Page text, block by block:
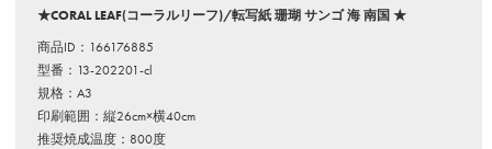
★CORAL LEAF(コーラルリーフ)/転写紙 珊瑚 サンゴ 海 南国 ★
商品ID：166176885
型番：13-202201-cl
規格：A3
印刷範囲：縦26cm×横40cm
推奨焼成温度：800度